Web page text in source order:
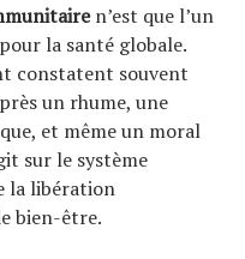
n’est que l’un
la santé globale.
constatent souvent
un rhume, une
et même un moral
sur le système
la libération
bien-être.